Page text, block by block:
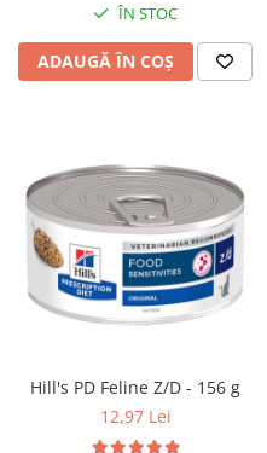
ÎN STOC
ADAUGĂ ÎN COȘ
Hill's PD Feline Z/D - 156 g
12,97 Lei